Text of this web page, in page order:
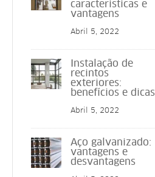
características e
vantagens
Abril 5, 2022
Instalação de
recintos
exteriores:
benefícios e dicas
Abril 5, 2022
Aço galvanizado:
vantagens e
desvantagens